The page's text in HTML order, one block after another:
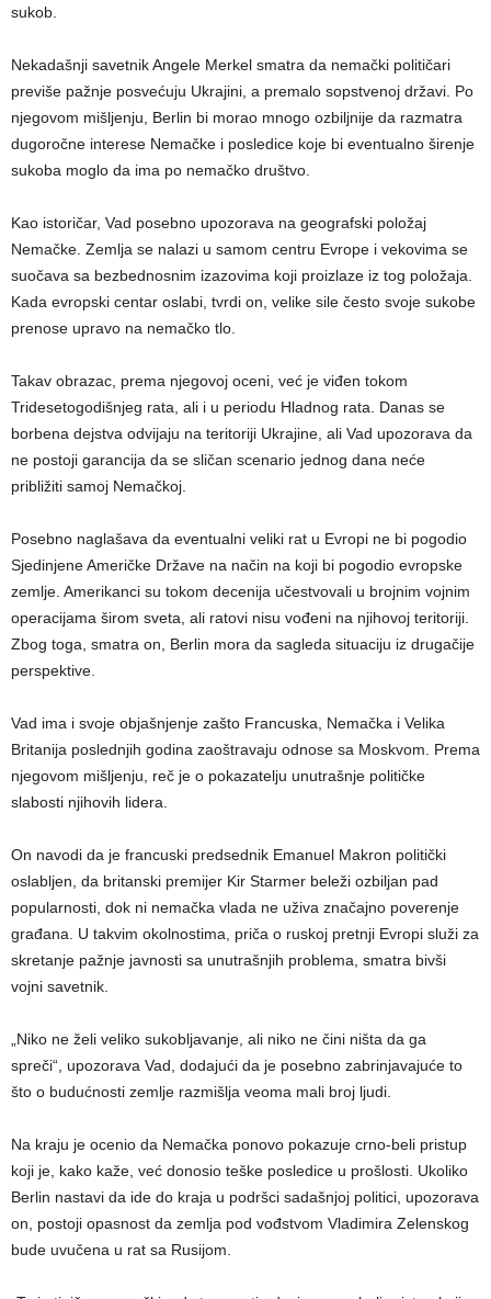
sukob.
Nekadašnji savetnik Angele Merkel smatra da nemački političari
previše pažnje posvećuju Ukrajini, a premalo sopstvenoj državi. Po
njegovom mišljenju, Berlin bi morao mnogo ozbiljnije da razmatra
dugoročne interese Nemačke i posledice koje bi eventualno širenje
sukoba moglo da ima po nemačko društvo.
Kao istoričar, Vad posebno upozorava na geografski položaj
Nemačke. Zemlja se nalazi u samom centru Evrope i vekovima se
suočava sa bezbednosnim izazovima koji proizlaze iz tog položaja.
Kada evropski centar oslabi, tvrdi on, velike sile često svoje sukobe
prenose upravo na nemačko tlo.
Takav obrazac, prema njegovoj oceni, već je viđen tokom
Tridesetogodišnjeg rata, ali i u periodu Hladnog rata. Danas se
borbena dejstva odvijaju na teritoriji Ukrajine, ali Vad upozorava da
ne postoji garancija da se sličan scenario jednog dana neće
približiti samoj Nemačkoj.
Posebno naglašava da eventualni veliki rat u Evropi ne bi pogodio
Sjedinjene Američke Države na način na koji bi pogodio evropske
zemlje. Amerikanci su tokom decenija učestvovali u brojnim vojnim
operacijama širom sveta, ali ratovi nisu vođeni na njihovoj teritoriji.
Zbog toga, smatra on, Berlin mora da sagleda situaciju iz drugačije
perspektive.
Vad ima i svoje objašnjenje zašto Francuska, Nemačka i Velika
Britanija poslednjih godina zaoštravaju odnose sa Moskvom. Prema
njegovom mišljenju, reč je o pokazatelju unutrašnje političke
slabosti njihovih lidera.
On navodi da je francuski predsednik Emanuel Makron politički
oslabljen, da britanski premijer Kir Starmer beleži ozbiljan pad
popularnosti, dok ni nemačka vlada ne uživa značajno poverenje
građana. U takvim okolnostima, priča o ruskoj pretnji Evropi služi za
skretanje pažnje javnosti sa unutrašnjih problema, smatra bivši
vojni savetnik.
„Niko ne želi veliko sukobljavanje, ali niko ne čini ništa da ga
spreči“, upozorava Vad, dodajući da je posebno zabrinjavajuće to
što o budućnosti zemlje razmišlja veoma mali broj ljudi.
Na kraju je ocenio da Nemačka ponovo pokazuje crno-beli pristup
koji je, kako kaže, već donosio teške posledice u prošlosti. Ukoliko
Berlin nastavi da ide do kraja u podršci sadašnjoj politici, upozorava
on, postoji opasnost da zemlja pod vođstvom Vladimira Zelenskog
bude uvučena u rat sa Rusijom.